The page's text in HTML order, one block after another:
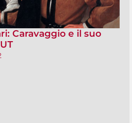
Caravaggio e il suo